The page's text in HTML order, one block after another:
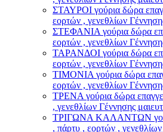
ΣΤΑΥΡΟI γούρια δώρα
εορτών , γενεθλίων
ΣΤΕΦΑΝΙΑ γούρια δώρα
εορτών , γενεθλίων
ΤΑΡΑΝΔΟΙ γούρια δώρα
εορτών , γενεθλίων
ΤΙΜΟΝΙA γούρια δώρα
εορτών , γενεθλίων
ΤΡΕΝΑ γούρια δώρα
, γενεθλίων Γέννησης
ΤΡΙΓΩΝΑ ΚΑΛΑΝΤΩΝ
, πάρτυ , εορτών ,